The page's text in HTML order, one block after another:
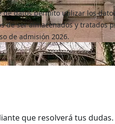
de datos permito utilizar los
de ser almacenados y tratados
de admisión 2026.
que resolverá tus dudas.